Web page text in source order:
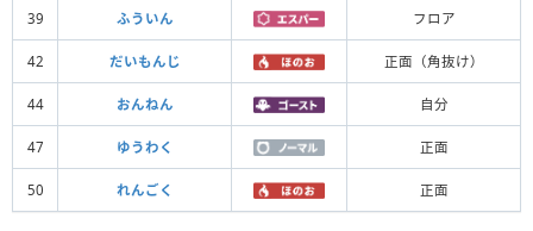
39 ふういん フロア
42 だいもんじ 正面（角抜け）
44 おんねん 自分
47 ゆうわく 正面
50 れんごく 正面